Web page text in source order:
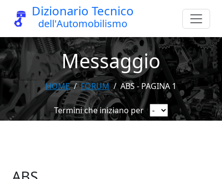
Dizionario Tecnico
dell'Automobilismo
Messaggio
HOME FORUM ABS - PAGINA 1
Termini che iniziano per